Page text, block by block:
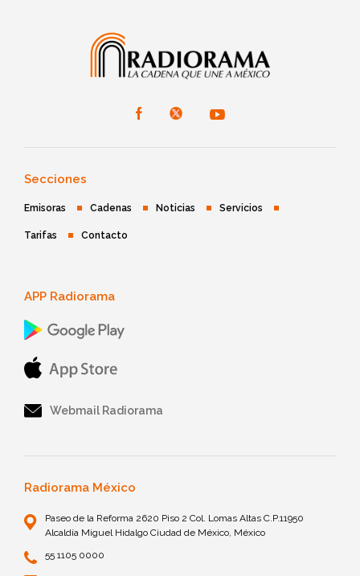
Secciones
Emisoras Cadenas Noticias Servicios
Tarifas Contacto
APP Radiorama
Webmail Radiorama
Radiorama México
Paseo de la Reforma 2620 Piso 2 Col. Lomas Altas C.P.11950
Alcaldía Miguel Hidalgo Ciudad de México, México
55 1105 0000